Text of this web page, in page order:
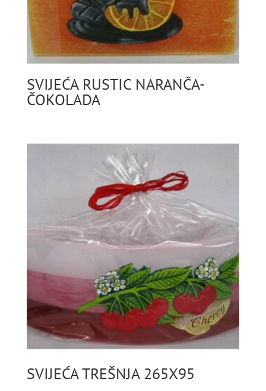
SVIJEĆA RUSTIC NARANČA-
ČOKOLADA
SVIJEĆA TREŠNJA 265X95